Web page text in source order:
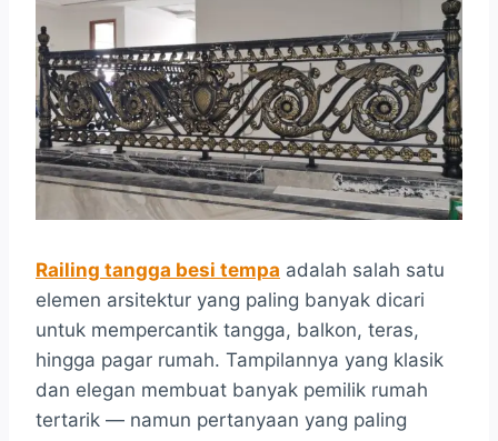
Railing tangga besi tempa adalah salah satu
elemen arsitektur yang paling banyak dicari
untuk mempercantik tangga, balkon, teras,
hingga pagar rumah. Tampilannya yang klasik
dan elegan membuat banyak pemilik rumah
tertarik — namun pertanyaan yang paling